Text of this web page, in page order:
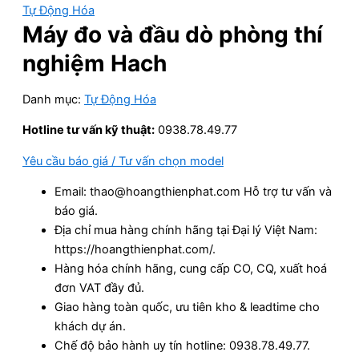
Tự Động Hóa
Máy đo và đầu dò phòng thí
nghiệm Hach
Danh mục: Tự Động Hóa
Hotline tư vấn kỹ thuật: 0938.78.49.77
Yêu cầu báo giá / Tư vấn chọn model
Email: thao@hoangthienphat.com Hỗ trợ tư vấn và
báo giá.
Địa chỉ mua hàng chính hãng tại Đại lý Việt Nam:
https://hoangthienphat.com/.
Hàng hóa chính hãng, cung cấp CO, CQ, xuất hoá
đơn VAT đầy đủ.
Giao hàng toàn quốc, ưu tiên kho & leadtime cho
khách dự án.
Chế độ bảo hành uy tín hotline: 0938.78.49.77.